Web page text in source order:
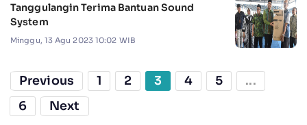
Tanggulangin Terima Bantuan Sound
System
Minggu, 13 Agu 2023 10:02 WIB
Previous 1 2 3 4 5
...
6
Next